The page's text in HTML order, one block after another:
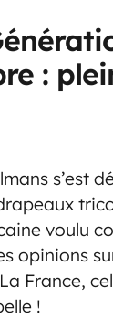
:
s’est
voulu
opinions
France,
!